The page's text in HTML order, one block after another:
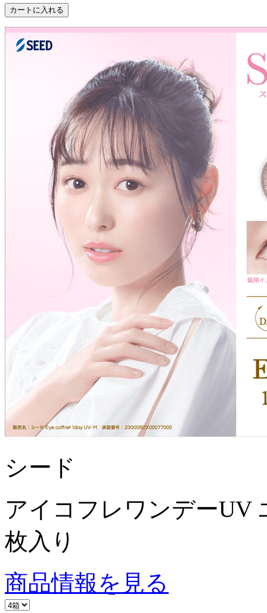
カートに入れる
シード
アイコフレワンデーUV
枚入り
商品情報を見る